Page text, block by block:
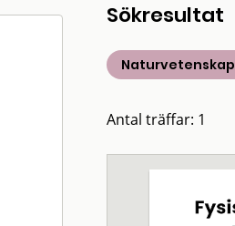
Sökresultat
Naturvetenskap
Antal träffar: 1